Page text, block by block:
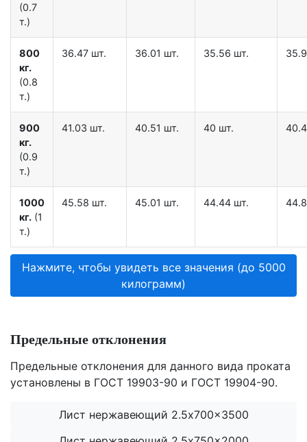
(0.7
т.)
800
кг.
(0.8
т.)
36.47 шт. 36.01 шт. 35.56 шт.
900
кг.
(0.9
т.)
41.03 шт. 40.51 шт. 40 шт.
1000
кг. (1
т.)
45.58 шт. 45.01 шт. 44.44 шт.
Нажмите, чтобы увидеть все значения (до 5000
килограмм)
Предельные отклонения
Предельные отклонения для данного вида проката
установлены в ГОСТ 19903-90 и ГОСТ 19904-90.
Лист нержавеющий 2.5x700x3500